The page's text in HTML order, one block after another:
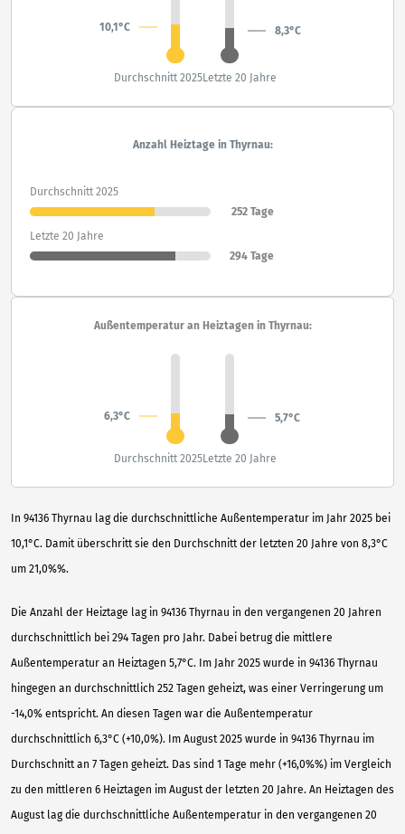
In 94136 Thyrnau lag die durchschnittliche Außentemperatur im Jahr 2025 bei
10,1°C. Damit überschritt sie den Durchschnitt der letzten 20 Jahre von 8,3°C
um 21,0%%.
Die Anzahl der Heiztage lag in 94136 Thyrnau in den vergangenen 20 Jahren
durchschnittlich bei 294 Tagen pro Jahr. Dabei betrug die mittlere
Außentemperatur an Heiztagen 5,7°C. Im Jahr 2025 wurde in 94136 Thyrnau
hingegen an durchschnittlich 252 Tagen geheizt, was einer Verringerung um
-14,0% entspricht. An diesen Tagen war die Außentemperatur
durchschnittlich 6,3°C (+10,0%). Im August 2025 wurde in 94136 Thyrnau im
Durchschnitt an 7 Tagen geheizt. Das sind 1 Tage mehr (+16,0%%) im Vergleich
zu den mittleren 6 Heiztagen im August der letzten 20 Jahre. An Heiztagen des
August lag die durchschnittliche Außentemperatur in den vergangenen 20
10,1°C 8,3°C
Durchschnitt 2025Letzte 20 Jahre
Anzahl Heiztage in Thyrnau:
Durchschnitt 2025
252 Tage
Letzte 20 Jahre
294 Tage
Außentemperatur an Heiztagen in Thyrnau:
6,3°C 5,7°C
Durchschnitt 2025Letzte 20 Jahre